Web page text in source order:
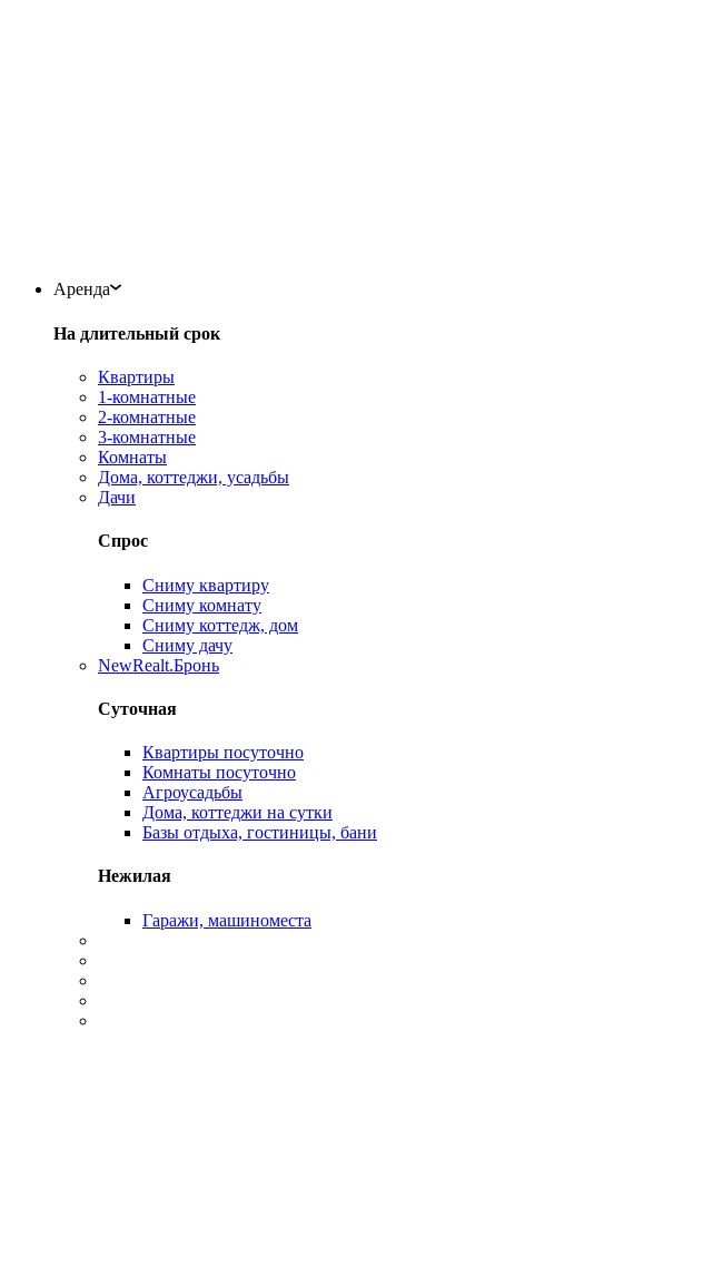
Аренда
На длительный срок
Квартиры
1-комнатные
2-комнатные
3-комнатные
Комнаты
Дома, коттеджи, усадьбы
Дачи
Спрос
Сниму квартиру
Сниму комнату
Сниму коттедж, дом
Сниму дачу
NewRealt.Бронь
Суточная
Квартиры посуточно
Комнаты посуточно
Агроусадьбы
Дома, коттеджи на сутки
Базы отдыха, гостиницы, бани
Нежилая
Гаражи, машиноместа